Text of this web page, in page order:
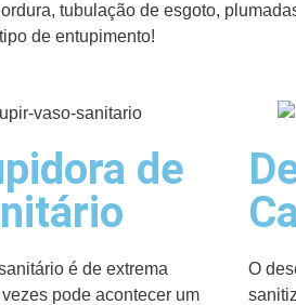
tubulação de esgoto,
de entupimento!
de
é de extrema
pode acontecer um
O